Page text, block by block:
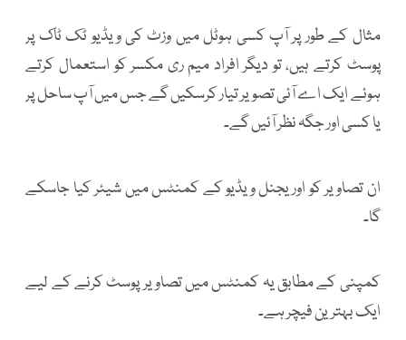
مثال کے طور پر آپ کسی ہوٹل میں وزٹ کی ویڈیو ٹک ٹاک پر
پوسٹ کرتے ہیں، تو دیگر افراد میم ری مکسر کو استعمال کرتے
ہوئے ایک اے آئی تصویر تیار کرسکیں گے جس میں آپ ساحل پر
یا کسی اور جگہ نظر آئیں گے۔
ان تصاویر کو اوریجنل ویڈیو کے کمنٹس میں شیئر کیا جاسکے
گا۔
کمپنی کے مطابق یہ کمنٹس میں تصاویر پوسٹ کرنے کے لیے
ایک بہترین فیچر ہے۔